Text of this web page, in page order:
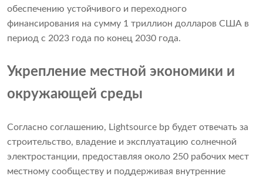
обеспечению устойчивого и переходного
финансирования на сумму 1 триллион долларов США в
период с 2023 года по конец 2030 года.
Укрепление местной экономики и
окружающей среды
Согласно соглашению, Lightsource bp будет отвечать за
строительство, владение и эксплуатацию солнечной
электростанции, предоставляя около 250 рабочих мест
местному сообществу и поддерживая внутренние